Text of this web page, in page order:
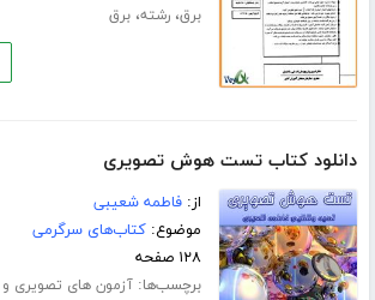
برق،رشته،برق
دانلود کتاب تست هوش تصویری
از:فاطمه شعیبی
موضوع:کتاب‌های سرگرمی
۱۲۸ صفحه
برچسب‌ها:آزمون های تصویری